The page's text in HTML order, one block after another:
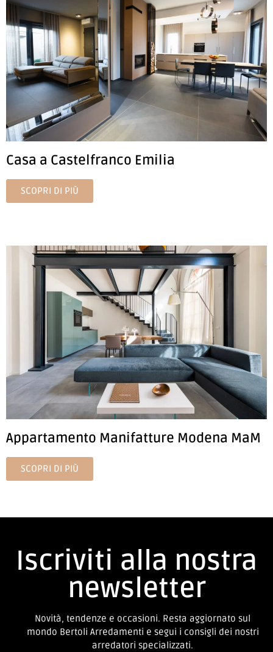
Casa a Castelfranco Emilia
SCOPRI DI PIÙ
Appartamento Manifatture Modena MaM
SCOPRI DI PIÙ
Iscriviti alla nostra
newsletter
Novità, tendenze e occasioni. Resta aggiornato sul
mondo Bertoli Arredamenti e segui i consigli dei nostri
arredatori specializzati.